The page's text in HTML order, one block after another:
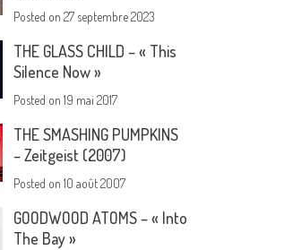
Posted on27 septembre 2023
THE GLASS CHILD – « This
Silence Now »
Posted on19 mai 2017
THE SMASHING PUMPKINS
– Zeitgeist (2007)
Posted on10 août 2007
GOODWOOD ATOMS – « Into
The Bay »